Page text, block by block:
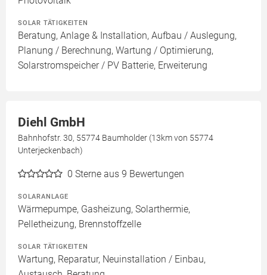
SOLAR TÄTIGKEITEN
Beratung, Anlage & Installation, Aufbau / Auslegung,
Planung / Berechnung, Wartung / Optimierung,
Solarstromspeicher / PV Batterie, Erweiterung
Diehl GmbH
Bahnhofstr. 30, 55774 Baumholder (13km von 55774
Unterjeckenbach)
0 Sterne aus 9 Bewertungen
SOLARANLAGE
Wärmepumpe, Gasheizung, Solarthermie,
Pelletheizung, Brennstoffzelle
SOLAR TÄTIGKEITEN
Wartung, Reparatur, Neuinstallation / Einbau,